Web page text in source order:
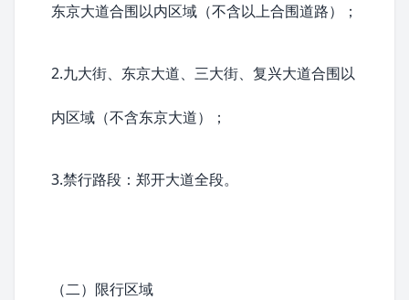
东京大道合围以内区域（不含以上合围道路）；
2.九大街、东京大道、三大街、复兴大道合围以
内区域（不含东京大道）；
3.禁行路段： 郑开大道全段。
（二）限行区域